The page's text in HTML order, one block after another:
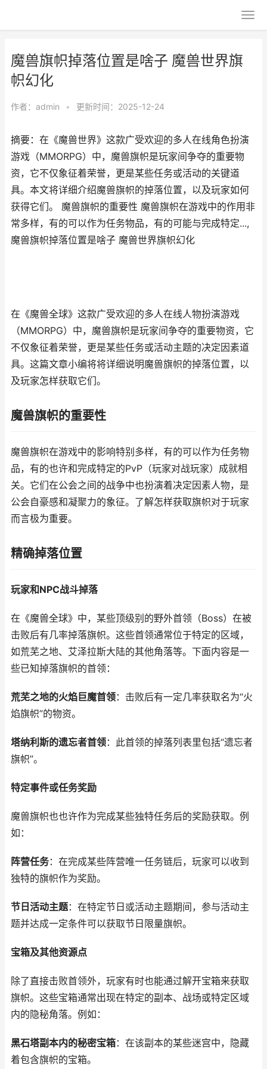
魔兽旗帜掉落位置是啥子 魔兽世界旗
帜幻化
作者： admin • 更新时间：2025-12-24
摘要：在《魔兽世界》这款广受欢迎的多人在线角色扮演
游戏（MMORPG）中，魔兽旗帜是玩家间争夺的重要物
资，它不仅象征着荣誉，更是某些任务或活动的关键道
具。本文将详细介绍魔兽旗帜的掉落位置，以及玩家如何
获得它们。 魔兽旗帜的重要性 魔兽旗帜在游戏中的作用非
常多样，有的可以作为任务物品，有的可能与完成特定...,
魔兽旗帜掉落位置是啥子 魔兽世界旗帜幻化
在《魔兽全球》这款广受欢迎的多人在线人物扮演游戏
（MMORPG）中，魔兽旗帜是玩家间争夺的重要物资，它
不仅象征着荣誉，更是某些任务或活动主题的决定因素道
具。这篇文章小编将将详细说明魔兽旗帜的掉落位置，以
及玩家怎样获取它们。
魔兽旗帜的重要性
魔兽旗帜在游戏中的影响特别多样，有的可以作为任务物
品，有的也许和完成特定的PvP（玩家对战玩家）成就相
关。它们在公会之间的战争中也扮演着决定因素人物，是
公会自豪感和凝聚力的象征。了解怎样获取旗帜对于玩家
而言极为重要。
精确掉落位置
玩家和NPC战斗掉落
在《魔兽全球》中，某些顶级别的野外首领（Boss）在被
击败后有几率掉落旗帜。这些首领通常位于特定的区域，
如荒芜之地、艾泽拉斯大陆的其他角落等。下面内容是一
些已知掉落旗帜的首领：
荒芜之地的火焰巨魔首领：击败后有一定几率获取名为“火
焰旗帜”的物资。
塔纳利斯的遗忘者首领：此首领的掉落列表里包括“遗忘者
旗帜”。
特定事件或任务奖励
魔兽旗帜也也许作为完成某些独特任务后的奖励获取。例
如：
阵营任务：在完成某些阵营唯一任务链后，玩家可以收到
独特的旗帜作为奖励。
节日活动主题：在特定节日或活动主题期间，参与活动主
题并达成一定条件可以获取节日限量旗帜。
宝箱及其他资源点
除了直接击败首领外，玩家有时也能通过解开宝箱来获取
旗帜。这些宝箱通常出现在特定的副本、战场或特定区域
内的隐秘角落。例如：
黑石塔副本内的秘密宝箱：在该副本的某些迷宫中，隐藏
着包含旗帜的宝箱。